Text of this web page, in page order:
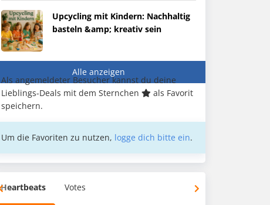
Upcycling mit Kindern: Nachhaltig
basteln &amp; kreativ sein
Alle anzeigen
Als angemeldeter Besucher kannst du deine
Lieblings-Deals mit dem Sternchen
als Favorit
speichern.
Um die Favoriten zu nutzen, logge dich bitte ein.
Heartbeats Votes